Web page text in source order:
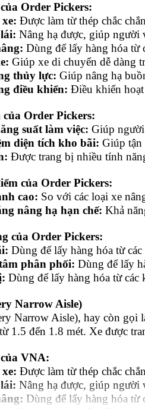
Order Pickers:
Được làm từ thép chắc
Nâng hạ được, giúp người
Dùng để lấy hàng hóa từ
Giúp xe di chuyển dễ dàng
thủy lực: Giúp nâng hạ
điều khiển: Điều khiển
Order Pickers:
suất làm việc: Giúp người
diện tích kho bãi: Giúp tận
Được trang bị nhiều tính
của Order Pickers:
cao: So với các loại xe
nâng hạ hạn chế: Khả
của Order Pickers:
Dùng để lấy hàng hóa từ
phân phối: Dùng để lấy
Dùng để lấy hàng hóa từ các
Narrow Aisle)
Narrow Aisle), hay còn gọi
1.5 đến 1.8 mét. Xe được
VNA:
Được làm từ thép chắc
Nâng hạ được, giúp người
Dùng để lấy hàng hóa từ